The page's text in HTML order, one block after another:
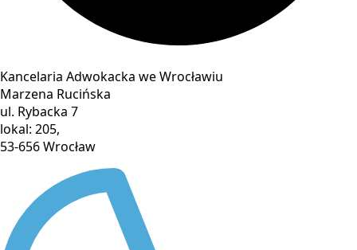
Kancelaria Adwokacka we Wrocławiu
Marzena Rucińska
ul. Rybacka 7
lokal: 205,
53-656 Wrocław